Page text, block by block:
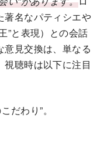
著名なパティシエや
”と表現）との会話
意見交換は、単なる
聴時は以下に注目
だわり”。